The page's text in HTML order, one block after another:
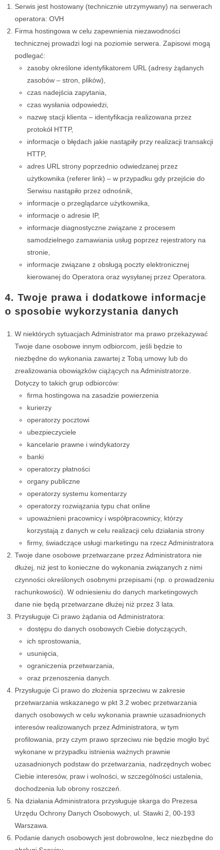
Serwis jest hostowany (technicznie utrzymywany) na serwerach
operatora: OVH
Firma hostingowa w celu zapewnienia niezawodności
technicznej prowadzi logi na poziomie serwera. Zapisowi mogą
podlegać:
zasoby określone identyfikatorem URL (adresy żądanych
zasobów – stron, plików),
czas nadejścia zapytania,
czas wysłania odpowiedzi,
nazwę stacji klienta – identyfikacja realizowana przez
protokół HTTP,
informacje o błędach jakie nastąpiły przy realizacji transakcji
HTTP,
adres URL strony poprzednio odwiedzanej przez
użytkownika (referer link) – w przypadku gdy przejście do
Serwisu nastąpiło przez odnośnik,
informacje o przeglądarce użytkownika,
informacje o adresie IP,
informacje diagnostyczne związane z procesem
samodzielnego zamawiania usług poprzez rejestratory na
stronie,
informacje związane z obsługą poczty elektronicznej
kierowanej do Operatora oraz wysyłanej przez Operatora.
4. Twoje prawa i dodatkowe informacje
o sposobie wykorzystania danych
W niektórych sytuacjach Administrator ma prawo przekazywać
Twoje dane osobowe innym odbiorcom, jeśli będzie to
niezbędne do wykonania zawartej z Tobą umowy lub do
zrealizowania obowiązków ciążących na Administratorze.
Dotyczy to takich grup odbiorców:
firma hostingowa na zasadzie powierzenia
kurierzy
operatorzy pocztowi
ubezpieczyciele
kancelarie prawne i windykatorzy
banki
operatorzy płatności
organy publiczne
operatorzy systemu komentarzy
operatorzy rozwiązania typu chat online
upoważnieni pracownicy i współpracownicy, którzy
korzystają z danych w celu realizacji celu działania strony
firmy, świadczące usługi marketingu na rzecz Administratora
Twoje dane osobowe przetwarzane przez Administratora nie
dłużej, niż jest to konieczne do wykonania związanych z nimi
czynności określonych osobnymi przepisami (np. o prowadzeniu
rachunkowości). W odniesieniu do danych marketingowych
dane nie będą przetwarzane dłużej niż przez 3 lata.
Przysługuje Ci prawo żądania od Administratora:
dostępu do danych osobowych Ciebie dotyczących,
ich sprostowania,
usunięcia,
ograniczenia przetwarzania,
oraz przenoszenia danych.
Przysługuje Ci prawo do złożenia sprzeciwu w zakresie
przetwarzania wskazanego w pkt 3.2 wobec przetwarzania
danych osobowych w celu wykonania prawnie uzasadnionych
interesów realizowanych przez Administratora, w tym
profilowania, przy czym prawo sprzeciwu nie będzie mogło być
wykonane w przypadku istnienia ważnych prawnie
uzasadnionych podstaw do przetwarzania, nadrzędnych wobec
Ciebie interesów, praw i wolności, w szczególności ustalenia,
dochodzenia lub obrony roszczeń.
Na działania Administratora przysługuje skarga do Prezesa
Urzędu Ochrony Danych Osobowych, ul. Stawki 2, 00-193
Warszawa.
Podanie danych osobowych jest dobrowolne, lecz niezbędne do